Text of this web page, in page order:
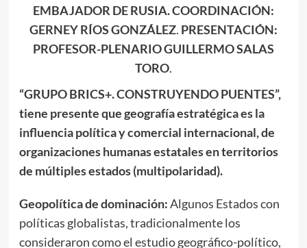
EMBAJADOR DE RUSIA.COORDINACIÓN:
GERNEY RÍOS GONZÁLEZ. PRESENTACIÓN:
PROFESOR-PLENARIO GUILLERMO SALAS
TORO.
“GRUPO BRICS+. CONSTRUYENDO PUENTES”,
tiene presente que geografía estratégica es la
influencia política y comercial internacional, de
organizaciones humanas estatales en territorios
de múltiples estados (multipolaridad).
Geopolítica de dominación:Algunos Estados con
políticas globalistas, tradicionalmente los
consideraron como el estudio geográfico-político,